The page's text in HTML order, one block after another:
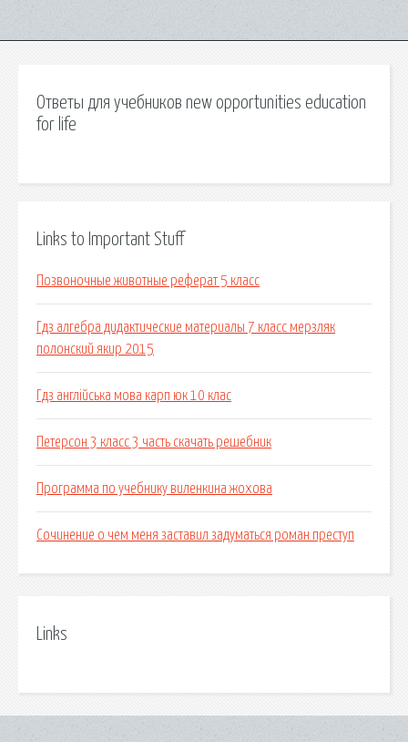
Ответы для учебников new opportunities education
for life
Links to Important Stuff
Позвоночные животные реферат 5 класс
Гдз алгебра дидактические материалы 7 класс мерзляк
полонский якир 2015
Гдз англійська мова карп юк 10 клас
Петерсон 3 класс 3 часть скачать решебник
Программа по учебнику виленкина жохова
Сочинение о чем меня заставил задуматься роман преступ
Links